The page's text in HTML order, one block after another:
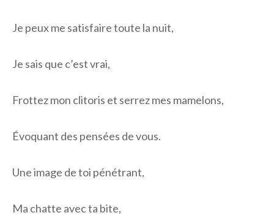
Je peux me satisfaire toute la nuit,
Je sais que c’est vrai,
Frottez mon clitoris et serrez mes mamelons,
Évoquant des pensées de vous.
Une image de toi pénétrant,
Ma chatte avec ta bite,